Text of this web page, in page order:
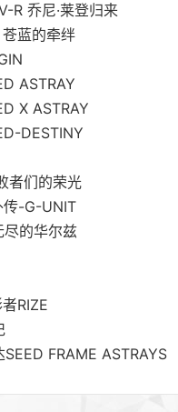
R 乔尼·莱登归来
蓝的牵绊
ASTRAY
X ASTRAY
DESTINY
者们的荣光
-G-UNIT
的华尔兹
RIZE
FRAME ASTRAYS